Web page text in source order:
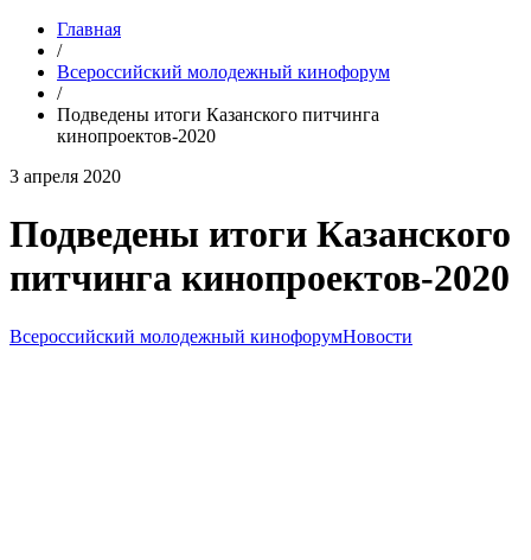
Главная
/
Всероссийский молодежный кинофорум
/
Подведены итоги Казанского питчинга
кинопроектов-2020
3 апреля 2020
Подведены итоги Казанского
питчинга кинопроектов-2020
Всероссийский молодежный кинофорумНовости